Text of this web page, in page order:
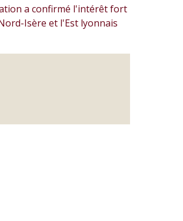
a confirmé l'intérêt fort
Isère et l'Est lyonnais